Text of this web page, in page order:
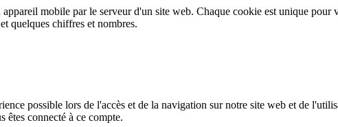
mobile par le serveur d'un site web. Chaque cookie est unique
quelques chiffres et nombres.
possible lors de l'accès et de la navigation sur notre site web et de
êtes connecté à ce compte.